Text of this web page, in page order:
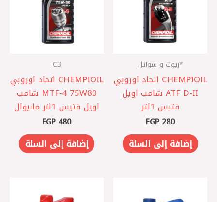
*زيوت و سوائل
CHEMPIOIL اتحاد اوروبي
ATF D-II شامب اويل
فتيس 1لتر
EGP 280
إضافة إلى السلة
C3
CHEMPIOIL اتحاد اوروبي
MTF-4 75W80 شامب
اويل فتيس 1لتر مانيوال
EGP 480
إضافة إلى السلة